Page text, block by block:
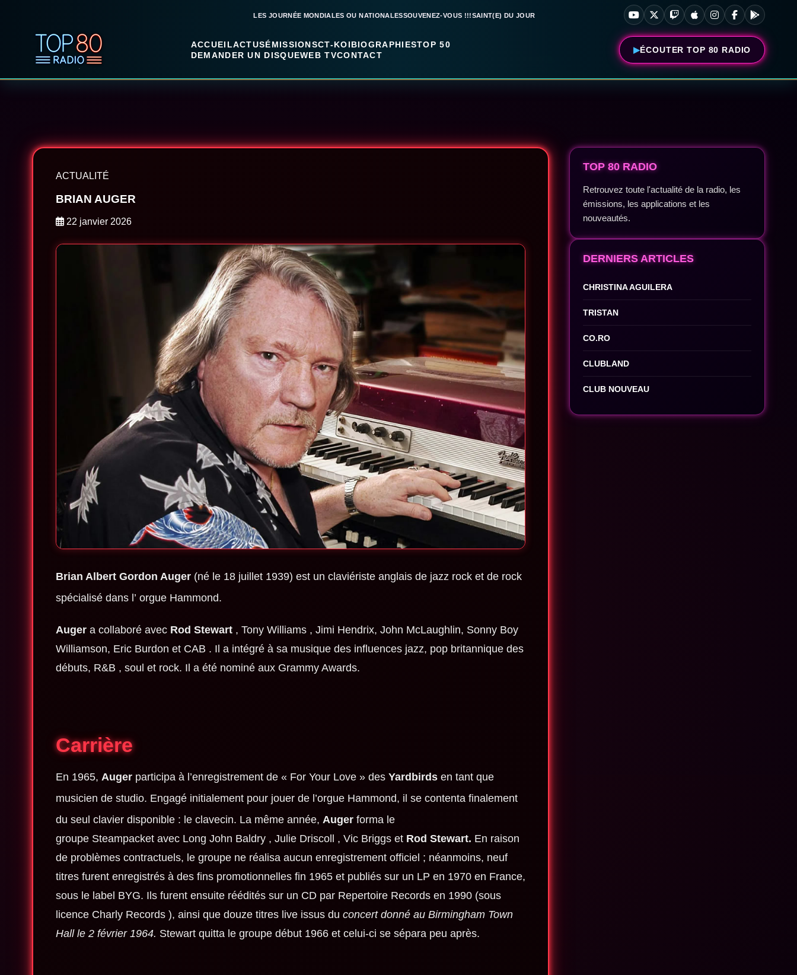
LES JOURNÉE MONDIALES OU NATIONALESSOUVENEZ-VOUS !!!SAINT(E) DU JOUR
ACCUEILACTUSÉMISSIONSCT-KOIBIOGRAPHIESTOP 50
DEMANDER UN DISQUEWEB TVCONTACT
ÉCOUTER TOP 80 RADIO
ACTUALITÉ
BRIAN AUGER
22 janvier 2026
Brian Albert Gordon Auger(né le 18 juillet 1939) est un claviériste anglais de jazz rock et de rock
spécialisé dans l’ orgue Hammond.
Augera collaboré avec Rod Stewart, Tony Williams, Jimi Hendrix, John McLaughlin, Sonny Boy
Williamson, Eric Burdon et CAB . Il a intégré à sa musique des influences jazz, pop britannique des
débuts, R&B , soul et rock. Il a été nominé aux Grammy Awards.
Carrière
En 1965, Augerparticipa à l’enregistrement de «For Your Love» des Yardbirdsen tant que
musicien de studio. Engagé initialement pour jouer de l’orgue Hammond, il se contenta finalement
du seul clavier disponible : le clavecin. La même année, Augerforma le
groupe Steampacketavec Long John Baldry, Julie Driscoll , Vic Briggset Rod Stewart. En raison
de problèmes contractuels, le groupe ne réalisa aucun enregistrement officiel ; néanmoins, neuf
titres furent enregistrés à des fins promotionnelles fin 1965 et publiés sur un LP en 1970 en France,
sous le label BYG. Ils furent ensuite réédités sur un CD par Repertoire Records en 1990 (sous
licence Charly Records), ainsi que douze titres live issus du concert donné au Birmingham Town
Hall le 2 février 1964. Stewart quitta le groupe début 1966 et celui-ci se sépara peu après.
TOP 80 RADIO
Retrouvez toute l'actualité de la radio, les
émissions, les applications et les
nouveautés.
DERNIERS ARTICLES
CHRISTINA AGUILERA
TRISTAN
CO.RO
CLUBLAND
CLUB NOUVEAU